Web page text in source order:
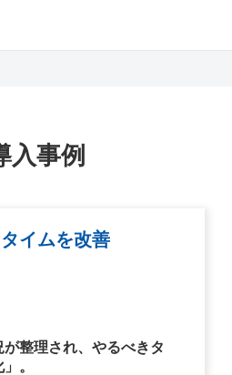
採用」
入事例
イムを改善
整理され、やるべきタ
。